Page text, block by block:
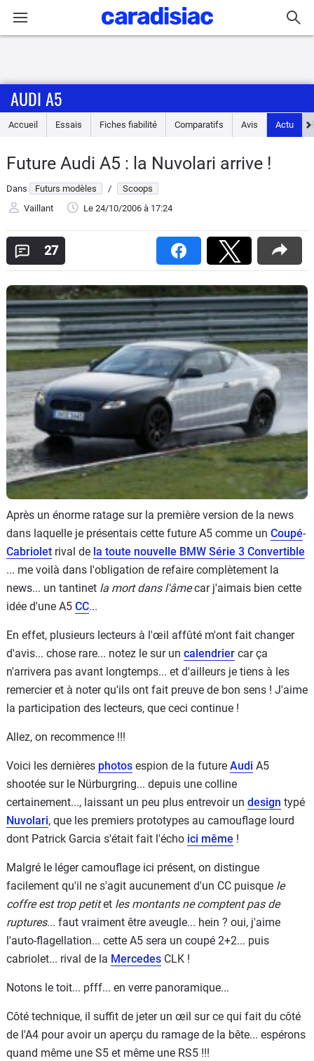
Accueil
Essais
Guide
Electriques
Utilitaires
Flottes
Auto
Services
Forum
Moto
AUDI A5
Accueil Essais Fiches fiabilité Comparatifs Avis Actu
Future Audi A5 : la Nuvolari arrive !
Dans Futurs modèles /
Scoops
Vaillant
Le 24/10/2006 à 17:24
27
Après un énorme ratage sur la première version de la news
dans laquelle je présentais cette future A5 comme un Coupé-
Cabriolet rival de la toute nouvelle BMW Série 3 Convertible
... me voilà dans l'obligation de refaire complètement la
news... un tantinet la mort dans l'âmecar j'aimais bien cette
idée d'une A5 CC...
En effet, plusieurs lecteurs à l'œil affûté m'ont fait changer
d'avis... chose rare... notez le sur un calendrier car ça
n'arrivera pas avant longtemps... et d'ailleurs je tiens à les
remercier et à noter qu'ils ont fait preuve de bon sens ! J'aime
la participation des lecteurs, que ceci continue !
Allez, on recommence !!!
Voici les dernières photos espion de la future Audi A5
shootée sur le Nürburgring... depuis une colline
certainement..., laissant un peu plus entrevoir un design typé
Nuvolari, que les premiers prototypes au camouflage lourd
dont Patrick Garcia s'était fait l'écho ici même !
Malgré le léger camouflage ici présent, on distingue
facilement qu'il ne s'agit aucunement d'un CC puisque le
coffre est trop petitet les montants ne comptent pas de
ruptures... faut vraiment être aveugle... hein ? oui, j'aime
l'auto-flagellation... cette A5 sera un coupé 2+2... puis
cabriolet... rival de la Mercedes CLK !
Notons le toit... pfff... en verre panoramique...
Côté technique, il suffit de jeter un œil sur ce qui fait du côté
de l'A4 pour avoir un aperçu du ramage de la bête... espérons
quand même une S5 et même une RS5 !!!